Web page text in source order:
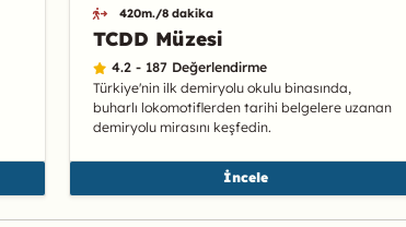
420m./8 dakika
TCDD Müzesi
4.2 - 187 Değerlendirme
Türkiye'nin ilk demiryolu okulu binasında,
buharlı lokomotiflerden tarihi belgelere uzanan
demiryolu mirasını keşfedin.
İncele